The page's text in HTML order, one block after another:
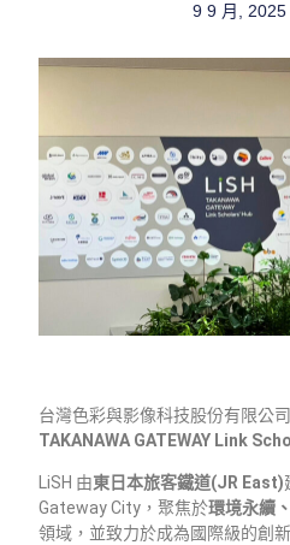
9 9 月, 2025
台灣色彩與影像科技股份有限公
TAKANAWA GATEWAY Link
LiSH 由東日本旅客鐵道(JR East)
Gateway City，聚焦於環境永續
領域，並致力於成為國際級的創